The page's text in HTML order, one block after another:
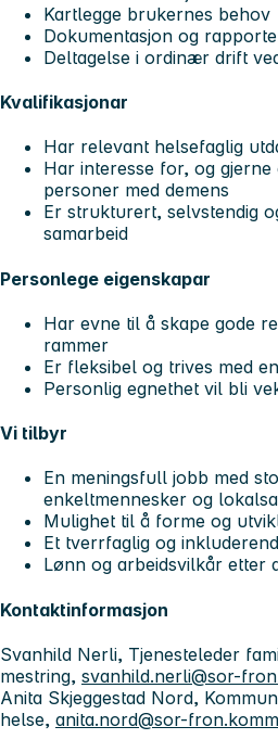
Kartlegge brukernes behov
Dokumentasjon og
Deltagelse i ordinær drift
Kvalifikasjonar
Har relevant helsefaglig
Har interesse for, og
personer med demens
Er strukturert, selvstendig
samarbeid
Personlege eigenskapar
Har evne til å skape gode
rammer
Er fleksibel og trives med
Personlig egnethet vil bli
Vi tilbyr
En meningsfull jobb med
enkeltmennesker og
Mulighet til å forme og
Et tverrfaglig og
Lønn og arbeidsvilkår etter
Kontaktinformasjon
Svanhild Nerli, Tjenesteleder
mestring, svanhild.nerli@sor-
Anita Skjeggestad Nord,
helse, anita.nord@sor-